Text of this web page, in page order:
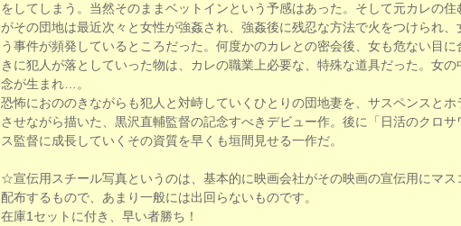
をしてしまう。当然そのままベットインという予感はあった。そして元カレの
がその団地は最近次々と女性が強姦され、強姦後に残忍な方法で火をつけられ、
う事件が頻発しているところだった。何度かのカレとの密会後、女も危ない目に
きに犯人が落としていった物は、カレの職業上必要な、特殊な道具だった。女の
念が生まれ…。
恐怖におののきながらも犯人と対峙していくひとりの団地妻を、サスペンスとホ
させながら描いた、黒沢直輔監督の記念すべきデビュー作。後に「日活のクロサ
ス監督に成長していくその資質を早くも垣間見せる一作だ。
☆宣伝用スチール写真というのは、基本的に映画会社がその映画の宣伝用にマス
配布するもので、あまり一般には出回らないものです。
在庫1セットに付き、早い者勝ち！